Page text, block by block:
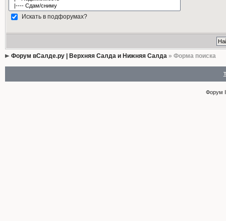
Искать в подфорумах?
Форум вСалде.ру | Верхняя Салда и Нижняя Салда» Форма поиска
Форум